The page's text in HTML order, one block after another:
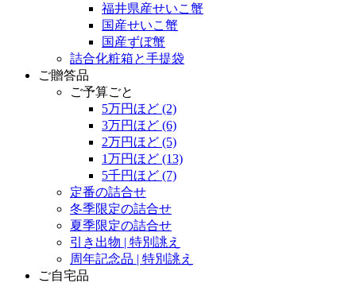
福井県産せいこ蟹
国産せいこ蟹
国産ずぼ蟹
詰合化粧箱と手提袋
ご贈答品
ご予算ごと
5万円ほど (2)
3万円ほど (6)
2万円ほど (5)
1万円ほど (13)
5千円ほど (7)
定番の詰合せ
冬季限定の詰合せ
夏季限定の詰合せ
引き出物 | 特別誂え
周年記念品 | 特別誂え
ご自宅品